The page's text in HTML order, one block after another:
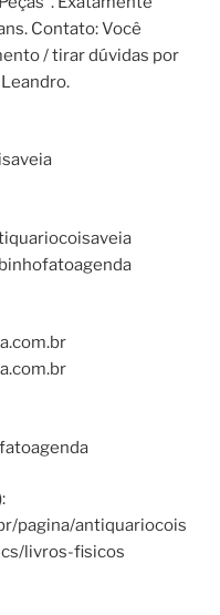
Contato: Você
/ tirar dúvidas por
pagina/antiquariocois
livros-fisicos